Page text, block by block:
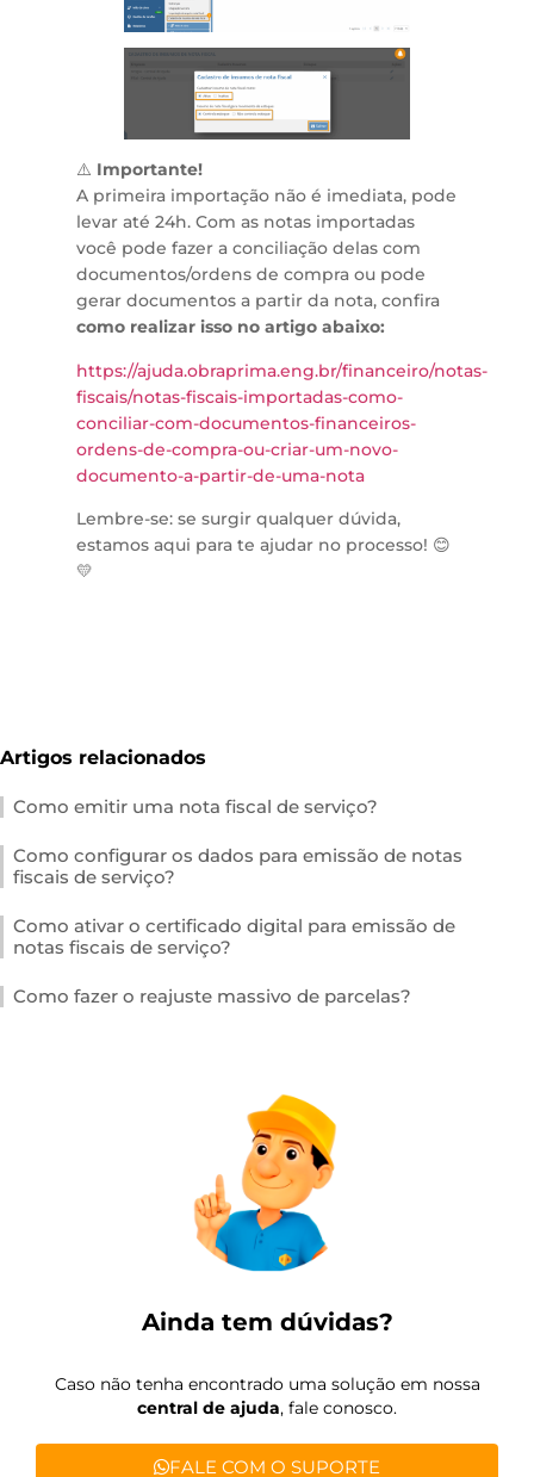
⚠️ Importante!
A primeira importação não é imediata, pode
levar até 24h. Com as notas importadas
você pode fazer a conciliação delas com
documentos/ordens de compra ou pode
gerar documentos a partir da nota, confira
como realizar isso no artigo abaixo:
https://ajuda.obraprima.eng.br/financeiro/notas-
fiscais/notas-fiscais-importadas-como-
conciliar-com-documentos-financeiros-
ordens-de-compra-ou-criar-um-novo-
documento-a-partir-de-uma-nota
Lembre-se: se surgir qualquer dúvida,
estamos aqui para te ajudar no processo! 😊
💛
Artigos relacionados
Como emitir uma nota fiscal de serviço?
Como configurar os dados para emissão de notas
fiscais de serviço?
Como ativar o certificado digital para emissão de
notas fiscais de serviço?
Como fazer o reajuste massivo de parcelas?
Ainda tem dúvidas?
Caso não tenha encontrado uma solução em nossa
central de ajuda, fale conosco.
FALE COM O SUPORTE